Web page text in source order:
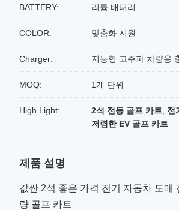
BATTERY: 리튬 배터리
COLOR: 맞춤화 지원
Charger: 지능형 고주파 차량용
MOQ: 1개 단위
High Light: 2석 전동 골프 카트 전
저렴한 EV 골프 카트
제품 설명
값싼 2석 좋은 가격 전기 자동차 도매
량 골프 카트